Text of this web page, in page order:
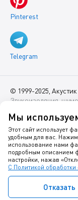
Pinterest
Telegram
© 1999-2025, Акустик
Звукоизоляция,
Данный интернет-
характер и ни при
офертой.
Политика оператора
данных
Политика в
Мы
Этот сайт использует
удобным для вас.
использование нами
подробным описанием
настройки, нажав
С Политикой
Отказать